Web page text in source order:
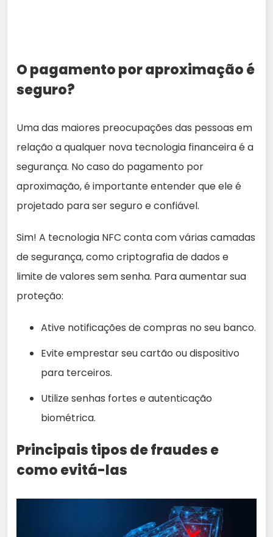
O pagamento por aproximação é
seguro?
Uma das maiores preocupações das pessoas em
relação a qualquer nova tecnologia financeira é a
segurança. No caso do pagamento por
aproximação, é importante entender que ele é
projetado para ser seguro e confiável.
Sim! A tecnologia NFC conta com várias camadas
de segurança, como criptografia de dados e
limite de valores sem senha. Para aumentar sua
proteção:
Ative notificações de compras no seu banco.
Evite emprestar seu cartão ou dispositivo
para terceiros.
Utilize senhas fortes e autenticação
biométrica.
Principais tipos de fraudes e
como evitá-las